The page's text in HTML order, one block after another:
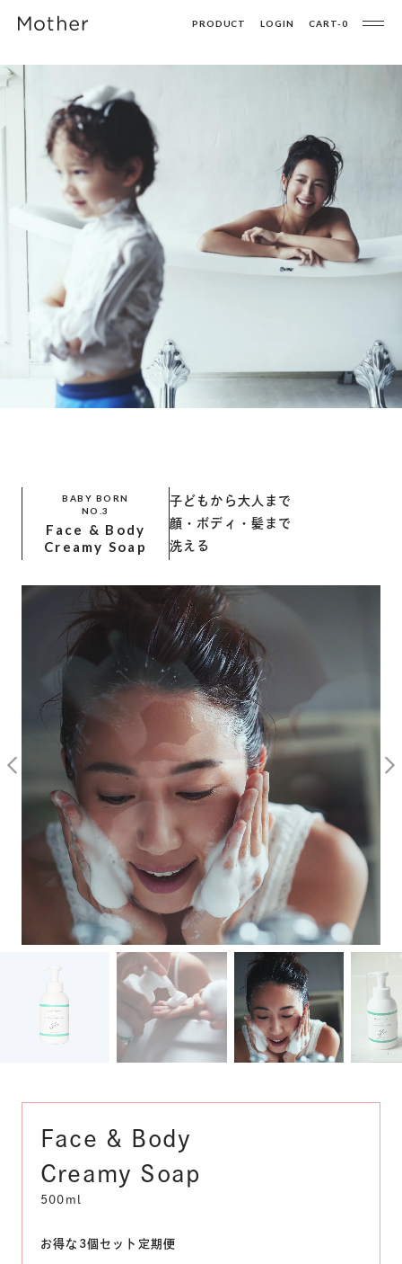
PRODUCT LOGIN CART-0
BABY BORN
NO.3
Face & Body
Creamy Soap
子どもから大人まで
顔・ボディ・髪まで
洗える
Face & Body
Creamy Soap
500ml
お得な3個セット定期便